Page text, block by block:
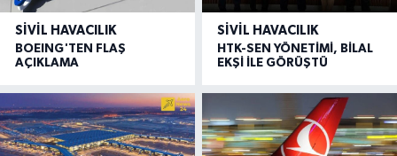
SIVIL HAVACILIK
BOEING'TEN FLAŞ
AÇIKLAMA
SIVIL HAVACILIK
HTK-SEN YÖNETİMİ, BİLAL
EKŞİ İLE GÖRÜŞTÜ